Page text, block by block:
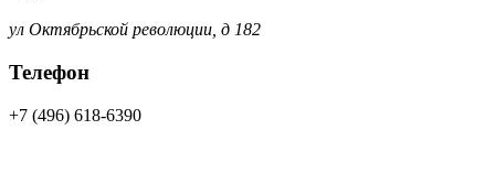
ул Октябрьской революции, д 182
Телефон
+7 (496) 618-6390